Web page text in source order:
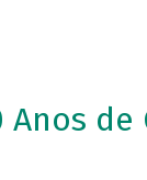
Anos de